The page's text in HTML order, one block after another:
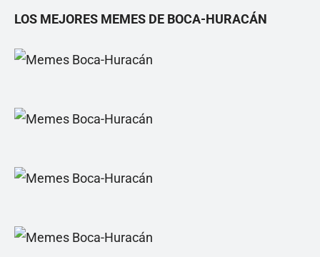
LOS MEJORES MEMES DE BOCA-HURACÁN